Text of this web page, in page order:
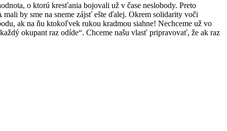
o ktorú kresťania bojovali už v čase neslobody. Preto
by sme na sneme zájsť ešte ďalej. Okrem solidarity voči
ak na ňu ktokoľvek rukou kradmou siahne! Nechceme už vo
okupant raz odíde“. Chceme našu vlasť pripravovať, že ak raz